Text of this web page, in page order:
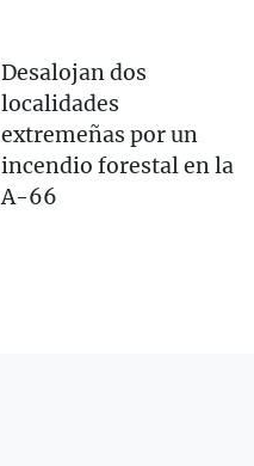
Desalojan dos
localidades
extremeñas por un
incendio forestal en la
A-66